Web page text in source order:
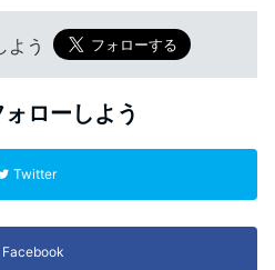
よう
ローしよう
Twitter
Facebook